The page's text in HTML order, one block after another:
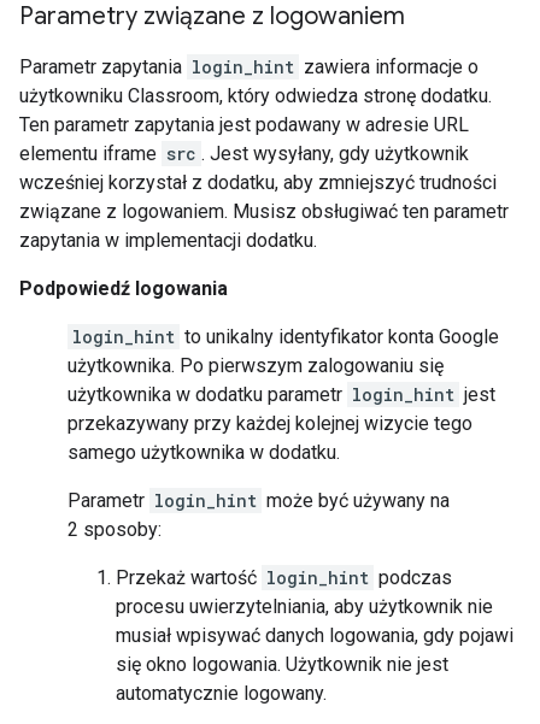
Parametry związane z logowaniem
Parametr zapytania login_hint zawiera informacje o
użytkowniku Classroom, który odwiedza stronę dodatku.
Ten parametr zapytania jest podawany w adresie URL
elementu iframe src . Jest wysyłany, gdy użytkownik
wcześniej korzystał z dodatku, aby zmniejszyć trudności
związane z logowaniem. Musisz obsługiwać ten parametr
zapytania w implementacji dodatku.
Podpowiedź logowania
login_hint to unikalny identyfikator konta Google
użytkownika. Po pierwszym zalogowaniu się
użytkownika w dodatku parametr login_hint jest
przekazywany przy każdej kolejnej wizycie tego
samego użytkownika w dodatku.
Parametr login_hint może być używany na
2 sposoby:
Przekaż wartość login_hint podczas
procesu uwierzytelniania, aby użytkownik nie
musiał wpisywać danych logowania, gdy pojawi
się okno logowania. Użytkownik nie jest
automatycznie logowany.